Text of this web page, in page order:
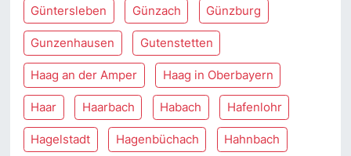
Güntersleben Günzach Günzburg
Gunzenhausen Gutenstetten
Haag an der Amper Haag in Oberbayern
Haar Haarbach Habach Hafenlohr
Hagelstadt Hagenbüchach Hahnbach